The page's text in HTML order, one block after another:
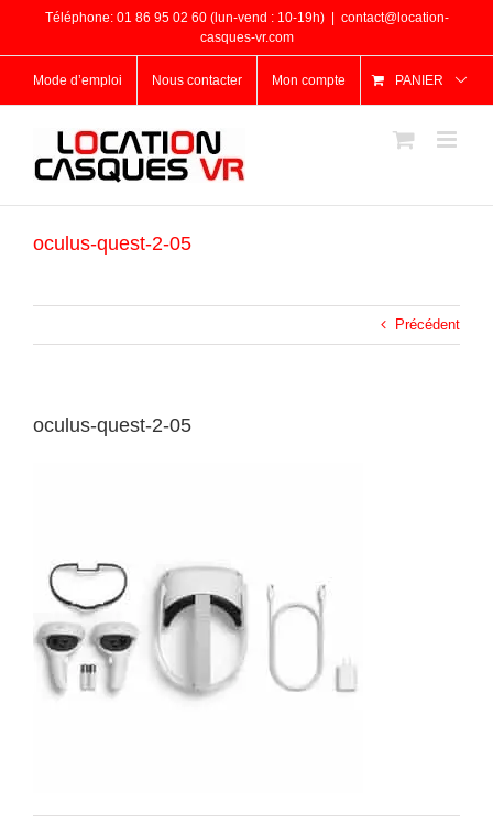
contenu
Téléphone: 01 86 95 02 60 (lun-vend : 10-19h)
contact@location-
casques-vr.com
Mode d’emploi Nous contacter Mon compte PANIER
oculus-quest-2-05
Précédent
oculus-quest-2-05